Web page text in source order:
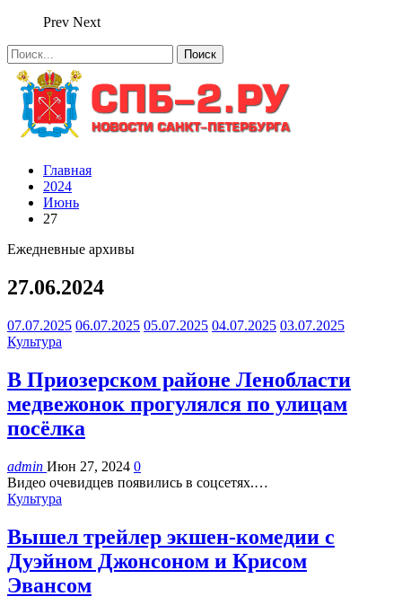
Prev Next
Главная
2024
Июнь
27
Ежедневные архивы
27.06.2024
07.07.2025 06.07.2025 05.07.2025 04.07.2025 03.07.2025
Культура
В Приозерском районе Ленобласти
медвежонок прогулялся по улицам
посёлка
admin Июн 27, 2024 0
Видео очевидцев появились в соцсетях.…
Культура
Вышел трейлер экшен-комедии с
Дуэйном Джонсоном и Крисом
Эвансом